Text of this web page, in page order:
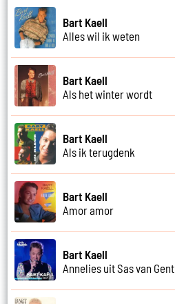
Bart Kaell
Alles wil ik weten
Bart Kaell
Als het winter wordt
Bart Kaell
Als ik terugdenk
Bart Kaell
Amor amor
Bart Kaell
Annelies uit Sas van Gent